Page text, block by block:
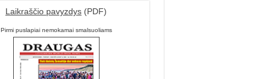
Laikraščio pavyzdys (PDF)
Pirmi puslapiai nemokamai smalsuoliams